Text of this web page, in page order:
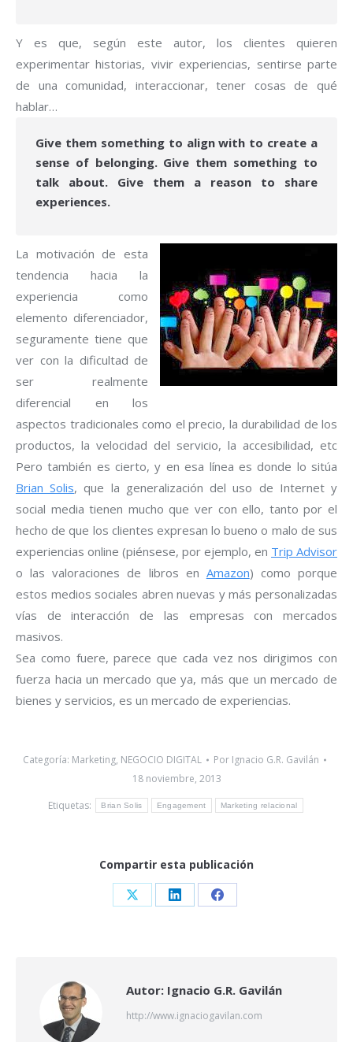
Y es que, según este autor, los clientes quieren
experimentar historias, vivir experiencias, sentirse parte
de una comunidad, interaccionar, tener cosas de qué
hablar…
Give them something to align with to create a
sense of belonging. Give them something to
talk about. Give them a reason to share
experiences.
La motivación de esta
tendencia hacia la
experiencia como
elemento diferenciador,
seguramente tiene que
ver con la dificultad de
ser realmente
diferencial en los
aspectos tradicionales como el precio, la durabilidad de los
productos, la velocidad del servicio, la accesibilidad, etc
Pero también es cierto, y en esa línea es donde lo sitúa
Brian Solis, que la generalización del uso de Internet y
social media tienen mucho que ver con ello, tanto por el
hecho de que los clientes expresan lo bueno o malo de sus
experiencias online (piénsese, por ejemplo, en Trip Advisor
o las valoraciones de libros en Amazon) como porque
estos medios sociales abren nuevas y más personalizadas
vías de interacción de las empresas con mercados
masivos.
Sea como fuere, parece que cada vez nos dirigimos con
fuerza hacia un mercado que ya, más que un mercado de
bienes y servicios, es un mercado de experiencias.
Categoría: Marketing, NEGOCIO DIGITAL Por Ignacio G.R. Gavilán
18 noviembre, 2013
Etiquetas:
Brian Solis Engagement Marketing relacional
Compartir esta publicación
Share Share Share
Autor: Ignacio G.R. Gavilán
http://www.ignaciogavilan.com